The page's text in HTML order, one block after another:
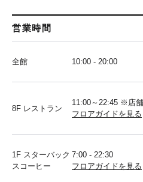
営業時間
全館 10:00 - 20:00
8F レストラン
11:00～22:45 ※店
フロアガイドを見る
1F スターバック
スコーヒー
7:00 - 22:30
フロアガイドを見る